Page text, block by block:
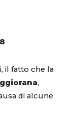
il fatto che la
,
di alcune